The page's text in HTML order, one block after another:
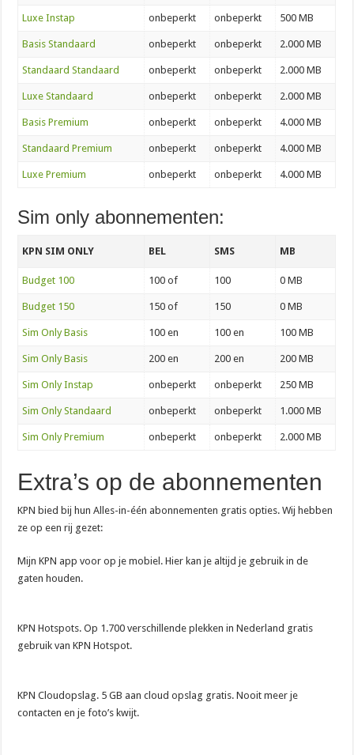
Luxe Instap onbeperkt onbeperkt 500 MB
Basis Standaard onbeperkt onbeperkt 2.000 MB
Standaard Standaard onbeperkt onbeperkt 2.000 MB
Luxe Standaard onbeperkt onbeperkt 2.000 MB
Basis Premium onbeperkt onbeperkt 4.000 MB
Standaard Premium onbeperkt onbeperkt 4.000 MB
Luxe Premium onbeperkt onbeperkt 4.000 MB
Sim only abonnementen:
KPN SIM ONLY BEL SMS MB
Budget 100 100 of 100 0 MB
Budget 150 150 of 150 0 MB
Sim Only Basis 100 en 100 en 100 MB
Sim Only Basis 200 en 200 en 200 MB
Sim Only Instap onbeperkt onbeperkt 250 MB
Sim Only Standaard onbeperkt onbeperkt 1.000 MB
Sim Only Premium onbeperkt onbeperkt 2.000 MB
Extra’s op de abonnementen
KPN bied bij hun Alles-in-één abonnementen gratis opties. Wij hebben
ze op een rij gezet:
Mijn KPN app voor op je mobiel. Hier kan je altijd je gebruik in de
gaten houden.
KPN Hotspots. Op 1.700 verschillende plekken in Nederland gratis
gebruik van KPN Hotspot.
KPN Cloudopslag. 5 GB aan cloud opslag gratis. Nooit meer je
contacten en je foto’s kwijt.